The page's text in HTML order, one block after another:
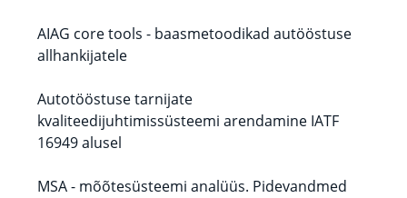
AIAG core tools - baasmetoodikad autööstuse
allhankijatele
Autotööstuse tarnijate
kvaliteedijuhtimissüsteemi arendamine IATF
16949 alusel
MSA - mõõtesüsteemi analüüs. Pidevandmed